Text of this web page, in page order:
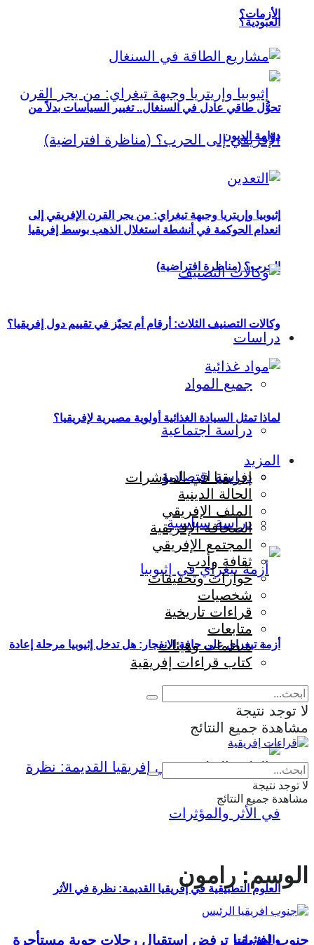
العبودية؟
إثيوبيا وإريتريا وجبهة تيغراي: من يجر القرن الإفريقي إلى
الحرب؟ (مناظرة افتراضية)
دراسات
جميع المواد
دراسة اجتماعية
دراسة اقتصادية
دراسة سياسية
أزمة تيغراي على حافة الانفجار: هل تدخل إثيوبيا مرحلة إعادة
إنتاج الحرب؟
العلوم التطبيقية في إفريقيا القديمة: نظرة في الأثر
والمؤثرات
الأزمات؟
تحوُّل طاقي عادل في السنغال.. تغيير السياسات بدلاً من
دوّامة الديون
انعدام الحوكمة في أنشطة استغلال الذهب بوسط إفريقيا
وكالات التصنيف الثلاث: أرقام أم تحيّز في تقييم دول إفريقيا؟
لماذا تمثل السيادة الغذائية أولوية مصيرية لإفريقيا؟
المزيد
إفريقيا في المؤشرات
الحالة الدينية
الملف الإفريقي
الصحافة الإفريقية
المجتمع الإفريقي
ثقافة وأدب
حوارات وتحقيقات
شخصيات
قراءات تاريخية
متابعات
منظمات وهيئات
كتاب قراءات إفريقية
لا توجد نتيجة
مشاهدة جميع النتائج
لا توجد نتيجة
مشاهدة جميع النتائج
الوسم: رامون
جنوب إفريقيا ترفض استقبال رحلات جوية مستأجرة